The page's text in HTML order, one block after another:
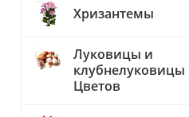
Хризантемы
Луковицы и
клубнелуковицы
Цветов